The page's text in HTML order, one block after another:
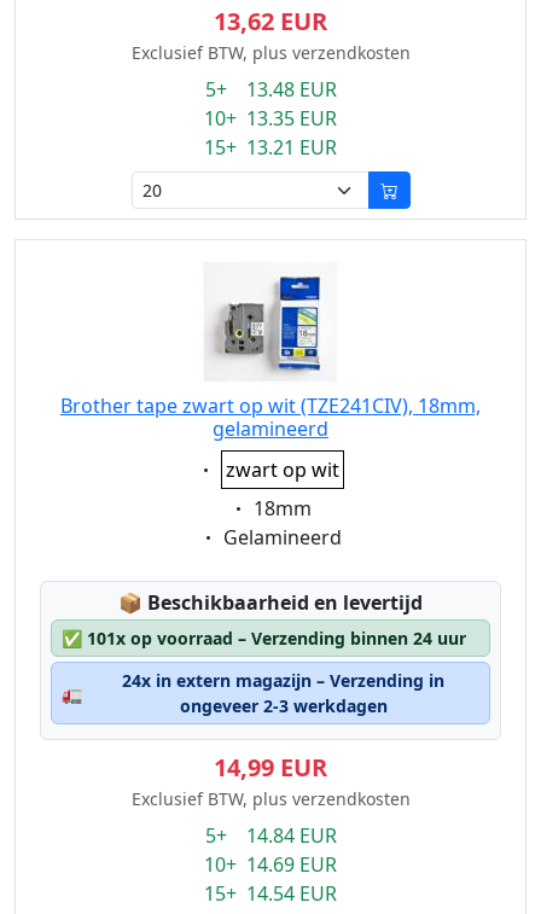
13,62 EUR
Exclusief BTW, plus verzendkosten
5+ 13.48 EUR
10+ 13.35 EUR
15+ 13.21 EUR
Brother tape zwart op wit (TZE241CIV), 18mm,
gelamineerd
Eigenschaft:
zwart op wit
Eigenschaft:
18mm
Eigenschaft:
Gelamineerd
📦 Lagerstatus:
Beschikbaarheid en levertijd
✅ 101x op voorraad – Verzending binnen 24 uur
🚛
24x in extern magazijn – Verzending in
ongeveer 2-3 werkdagen
14,99 EUR
Exclusief BTW, plus verzendkosten
5+ 14.84 EUR
10+ 14.69 EUR
15+ 14.54 EUR